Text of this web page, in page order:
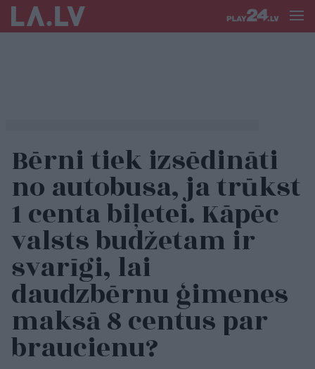
Bērni tiek izsēdināti
no autobusa, ja trūkst
1 centa biļetei. Kāpēc
valsts budžetam ir
svarīgi, lai
daudzbērnu ģimenes
maksā 8 centus par
braucienu?